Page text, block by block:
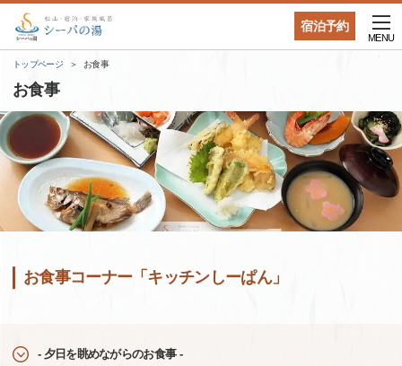
宿泊予約
MENU
トップページ お食事
お食事
お食事コーナー「キッチンしーぱん」
- 夕日を眺めながらのお食事 -